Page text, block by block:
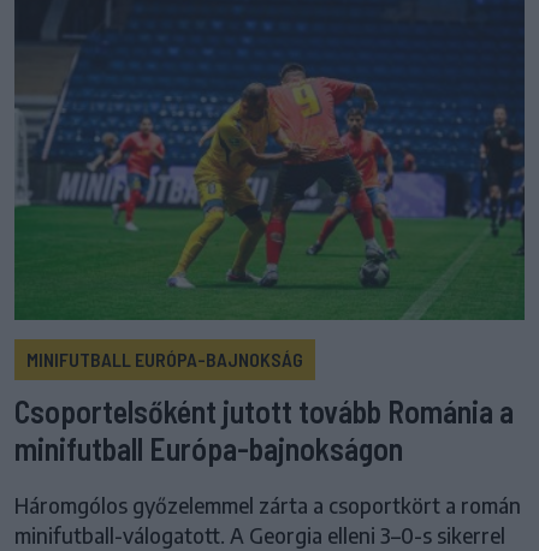
MINIFUTBALL EURÓPA-BAJNOKSÁG
Csoportelsőként jutott tovább Románia a
minifutball Európa-bajnokságon
Háromgólos győzelemmel zárta a csoportkört a román
minifutball-válogatott. A Georgia elleni 3–0-s sikerrel